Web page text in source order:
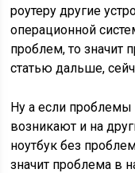
роутеру другие
операционной
проблем, то значит
статью дальше,
Ну а если
возникают и на
ноутбук без
значит проблема в